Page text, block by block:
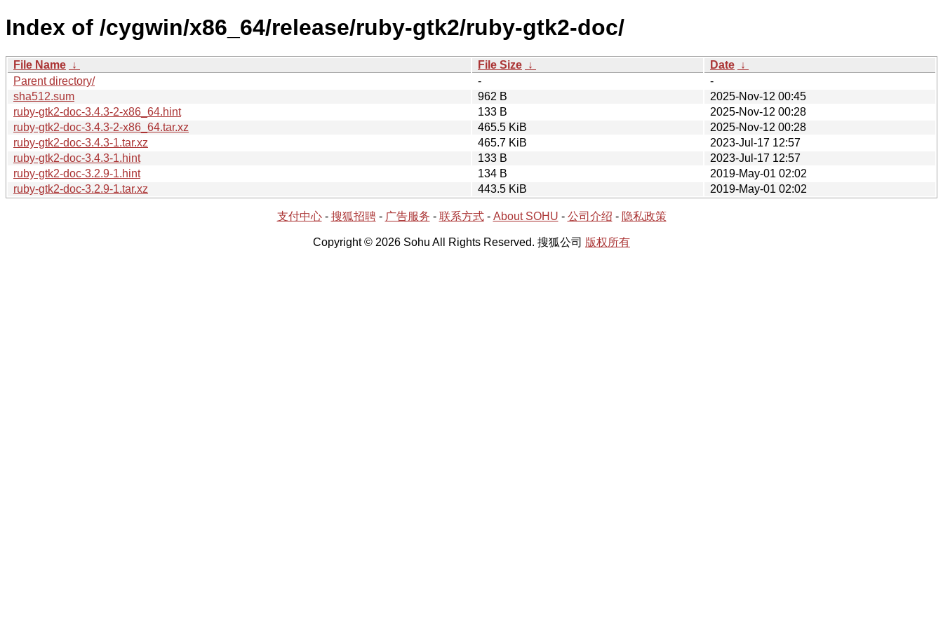
Index of /cygwin/x86_64/release/ruby-gtk2/ruby-gtk2-doc/
File Name ↓ File Size ↓ Date ↓
Parent directory/
-
-
sha512.sum
962 B
2025-Nov-12 00:45
ruby-gtk2-doc-3.4.3-2-x86_64.hint
133 B
2025-Nov-12 00:28
ruby-gtk2-doc-3.4.3-2-x86_64.tar.xz
465.5 KiB
2025-Nov-12 00:28
ruby-gtk2-doc-3.4.3-1.tar.xz
465.7 KiB
2023-Jul-17 12:57
ruby-gtk2-doc-3.4.3-1.hint
133 B
2023-Jul-17 12:57
ruby-gtk2-doc-3.2.9-1.hint
134 B
2019-May-01 02:02
ruby-gtk2-doc-3.2.9-1.tar.xz
443.5 KiB 2019-May-01 02:02
支付中心- 搜狐招聘- 广告服务 - 联系方式- About SOHU - 公司介绍 - 隐私政策
Copyright © 2026 Sohu All Rights Reserved. 搜狐公司 版权所有